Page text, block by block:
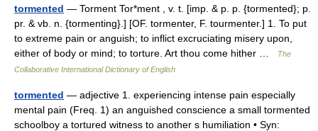
tormented — Torment Tor*ment , v. t. [imp. & p. p. {tormented}; p.
pr. & vb. n. {tormenting}.] [OF. tormenter, F. tourmenter.] 1. To put
to extreme pain or anguish; to inflict excruciating misery upon,
either of body or mind; to torture. Art thou come hither …
The
Collaborative International Dictionary of English
tormented — adjective 1. experiencing intense pain especially
mental pain (Freq. 1) an anguished conscience a small tormented
schoolboy a tortured witness to another s humiliation • Syn: